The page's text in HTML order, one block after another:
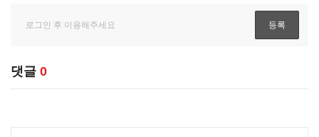
댓글 0